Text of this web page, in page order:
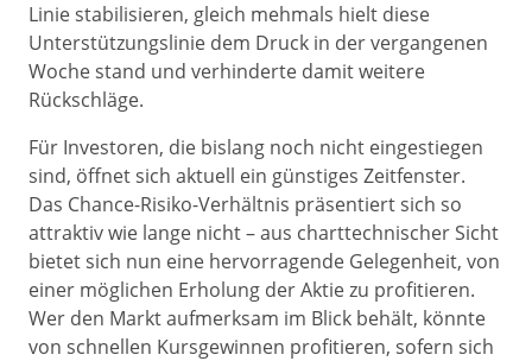
Linie stabilisieren, gleich mehmals hielt diese
Unterstützungslinie dem Druck in der vergangenen
Woche stand und verhinderte damit weitere
Rückschläge.
Für Investoren, die bislang noch nicht eingestiegen
sind, öffnet sich aktuell ein günstiges Zeitfenster.
Das Chance-Risiko-Verhältnis präsentiert sich so
attraktiv wie lange nicht – aus charttechnischer Sicht
bietet sich nun eine hervorragende Gelegenheit, von
einer möglichen Erholung der Aktie zu profitieren.
Wer den Markt aufmerksam im Blick behält, könnte
von schnellen Kursgewinnen profitieren, sofern sich